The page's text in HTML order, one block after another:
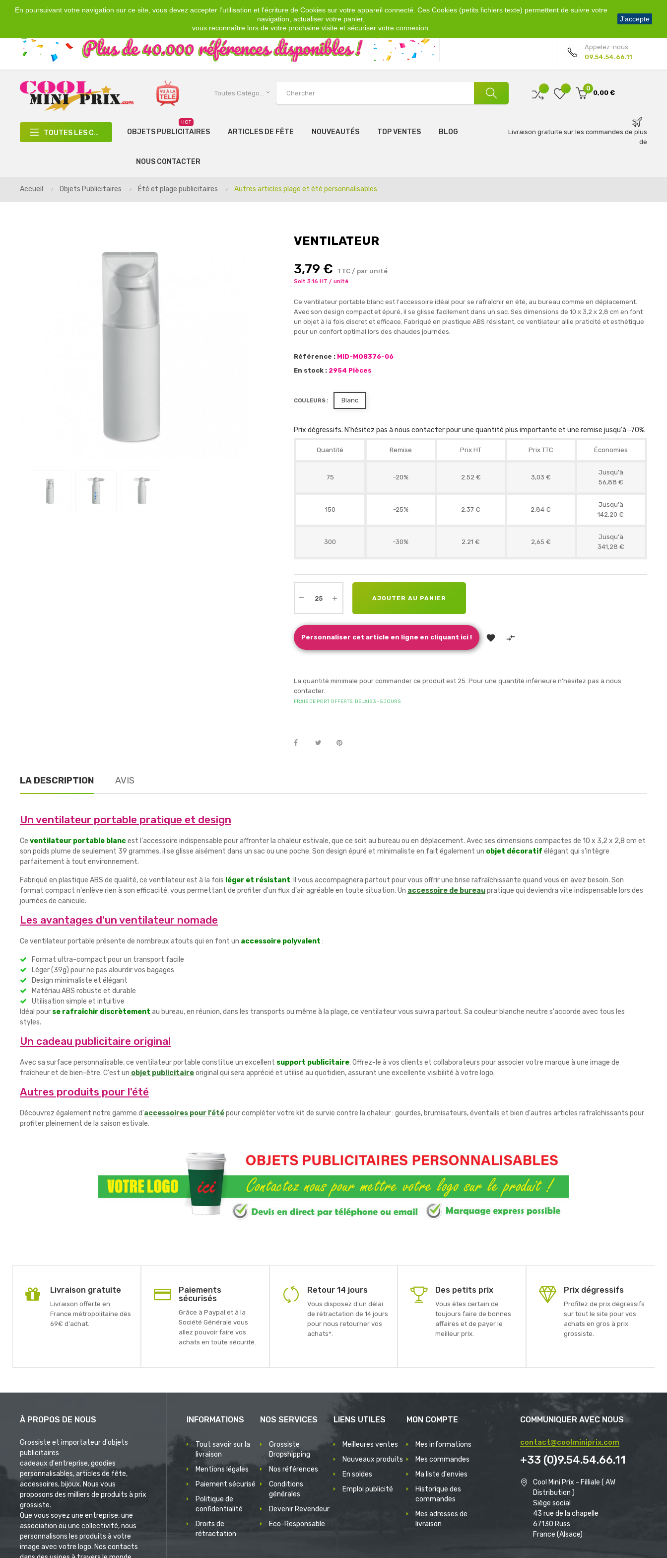
En poursuivant votre navigation sur ce site, vous devez accepter l’utilisation et l'écriture de Cookies sur votre appareil connecté. Ces Cookies (petits fichiers texte) permettent de suivre votre
navigation, actualiser votre panier,
vous reconnaître lors de votre prochaine visite et sécuriser votre connexion.
J'accepte
Emplacement
Devise
Bienvenue !
Mon compte
Appelez-nous:
09.54.54.66.11
Toutes Catégories keyboard_arrow_down
0
0,00 €
TOUTES LES CATÉGORIES OBJETS PUBLICITAIRES
HOT
ARTICLES DE FÊTE NOUVEAUTÉS TOP VENTES BLOG
NOUS CONTACTER
Livraison gratuite sur les commandes de plus
de
Accueil Objets Publicitaires Été et plage publicitaires Autres articles plage et été personnalisables
VENTILATEUR
3,79 € TTC / par unité
Soit 3.16 HT / unité
Ce ventilateur portable blanc est l'accessoire idéal pour se rafraîchir en été, au bureau comme en déplacement.
Avec son design compact et épuré, il se glisse facilement dans un sac. Ses dimensions de 10 x 3,2 x 2,8 cm en font
un objet à la fois discret et efficace. Fabriqué en plastique ABS résistant, ce ventilateur allie praticité et esthétique
pour un confort optimal lors des chaudes journées.
Référence : MID-MO8376-06
En stock : 2954 Pièces
COULEURS : Blanc
Prix dégressifs. N'hésitez pas à nous contacter pour une quantité plus importante et une remise jusqu'à -70%.
Quantité Remise Prix HT Prix TTC Économies
75 -20% 2.52 € 3,03 €
Jusqu'à
56,88 €
150 -25% 2.37 € 2,84 €
Jusqu'à
142,20 €
300 -30% 2.21 € 2,65 €
Jusqu'à
341,28 €
AJOUTER AU PANIER
Personnaliser cet article en ligne en cliquant ici !  
La quantité minimale pour commander ce produit est 25. Pour une quantité inférieure n'hésitez pas à nous
contacter.
FRAIS DE PORT OFFERTS. DELAIS 3 - 5 JOURS
LA DESCRIPTION AVIS
Un ventilateur portable pratique et design
Ce ventilateur portable blancest l'accessoire indispensable pour affronter la chaleur estivale, que ce soit au bureau ou en déplacement. Avec ses dimensions compactes de 10 x 3,2 x 2,8 cm et
son poids plume de seulement 39 grammes, il se glisse aisément dans un sac ou une poche. Son design épuré et minimaliste en fait également un objet décoratif élégant qui s'intègre
parfaitement à tout environnement.
Fabriqué en plastique ABS de qualité, ce ventilateur est à la fois léger et résistant. Il vous accompagnera partout pour vous offrir une brise rafraîchissante quand vous en avez besoin. Son
format compact n'enlève rien à son efficacité, vous permettant de profiter d'un flux d'air agréable en toute situation. Un accessoire de bureaupratique qui deviendra vite indispensable lors des
journées de canicule.
Les avantages d'un ventilateur nomade
Ce ventilateur portable présente de nombreux atouts qui en font un accessoire polyvalent :
Format ultra-compact pour un transport facile
Léger (39g) pour ne pas alourdir vos bagages
Design minimaliste et élégant
Matériau ABS robuste et durable
Utilisation simple et intuitive
Idéal pour se rafraîchir discrètement au bureau, en réunion, dans les transports ou même à la plage, ce ventilateur vous suivra partout. Sa couleur blanche neutre s'accorde avec tous les
styles.
Un cadeau publicitaire original
Avec sa surface personnalisable, ce ventilateur portable constitue un excellent support publicitaire. Offrez-le à vos clients et collaborateurs pour associer votre marque à une image de
fraîcheur et de bien-être. C'est un objet publicitaireoriginal qui sera apprécié et utilisé au quotidien, assurant une excellente visibilité à votre logo.
Autres produits pour l'été
Découvrez également notre gamme d'accessoires pour l'étépour compléter votre kit de survie contre la chaleur : gourdes, brumisateurs, éventails et bien d'autres articles rafraîchissants pour
profiter pleinement de la saison estivale.
Livraison gratuite
Livraison offerte en
France métropolitaine dès
69€ d'achat.
Paiements
sécurisés
Grâce à Paypal et à la
Société Générale vous
allez pouvoir faire vos
achats en toute sécurité.
Retour 14 jours
Vous disposez d'un délai
de rétractation de 14 jours
pour nous retourner vos
achats*.
Des petits prix
Vous êtes certain de
toujours faire de bonnes
affaires et de payer le
meilleur prix.
Prix dégressifs
Profitez de prix dégressifs
sur tout le site pour vos
achats en gros à prix
grossiste.
À PROPOS DE NOUS
Grossiste et importateur d'objets
publicitaires
cadeaux d'entreprise, goodies
personnalisables, articles de fête,
accessoires, bijoux. Nous vous
proposons des milliers de produits à prix
grossiste.
Que vous soyez une entreprise, une
association ou une collectivité, nous
personnalisons les produits à votre
image avec votre logo. Nos contacts
COMMUNIQUER AVEC NOUS
contact@coolminiprix.com
+33 (0)9.54.54.66.11
Cool Mini Prix - Filliale ( AW
Distribution )
Siège social
43 rue de la chapelle
67130 Russ
France (Alsace)
INFORMATIONS
Tout savoir sur la
livraison
Mentions légales
Paiement sécurisé
Politique de
confidentialité
Droits de
rétractation
NOS SERVICES
Grossiste
Dropshipping
Nos références
Conditions
générales
Devenir Revendeur
Eco-Responsable
LIENS UTILES
Meilleures ventes
Nouveaux produits
En soldes
Emploi publicité
MON COMPTE
Mes informations
Mes commandes
Ma liste d'envies
Historique des
commandes
Mes adresses de
livraison